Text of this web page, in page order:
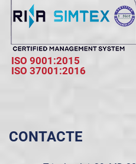
ISO 9001:2015
ISO 37001:2016
CONTACTE